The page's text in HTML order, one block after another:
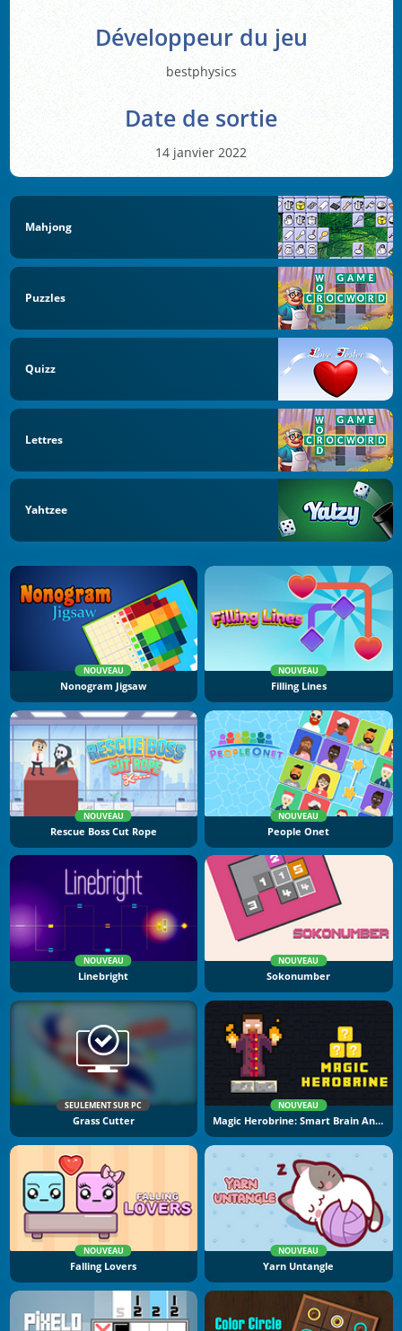
Développeur du jeu
bestphysics
Date de sortie
14 janvier 2022
Mahjong
Puzzles
Quizz
Lettres
Yahtzee
NOUVEAU
Nonogram Jigsaw
NOUVEAU
Filling Lines
NOUVEAU
Rescue Boss Cut Rope
NOUVEAU
People Onet
NOUVEAU
Linebright
NOUVEAU
Sokonumber
SEULEMENT SUR PC
Grass Cutter
NOUVEAU
Magic Herobrine: Smart Brain And Puzzle Quest
NOUVEAU
Falling Lovers
NOUVEAU
Yarn Untangle